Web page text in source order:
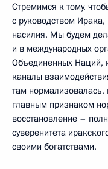
Стремимся к тому,
с руководством
насилия. Мы будем
и в международных
Объединенных Наций,
каналы
там
главным признаком
восстановление –
суверенитета
своими богатствами.